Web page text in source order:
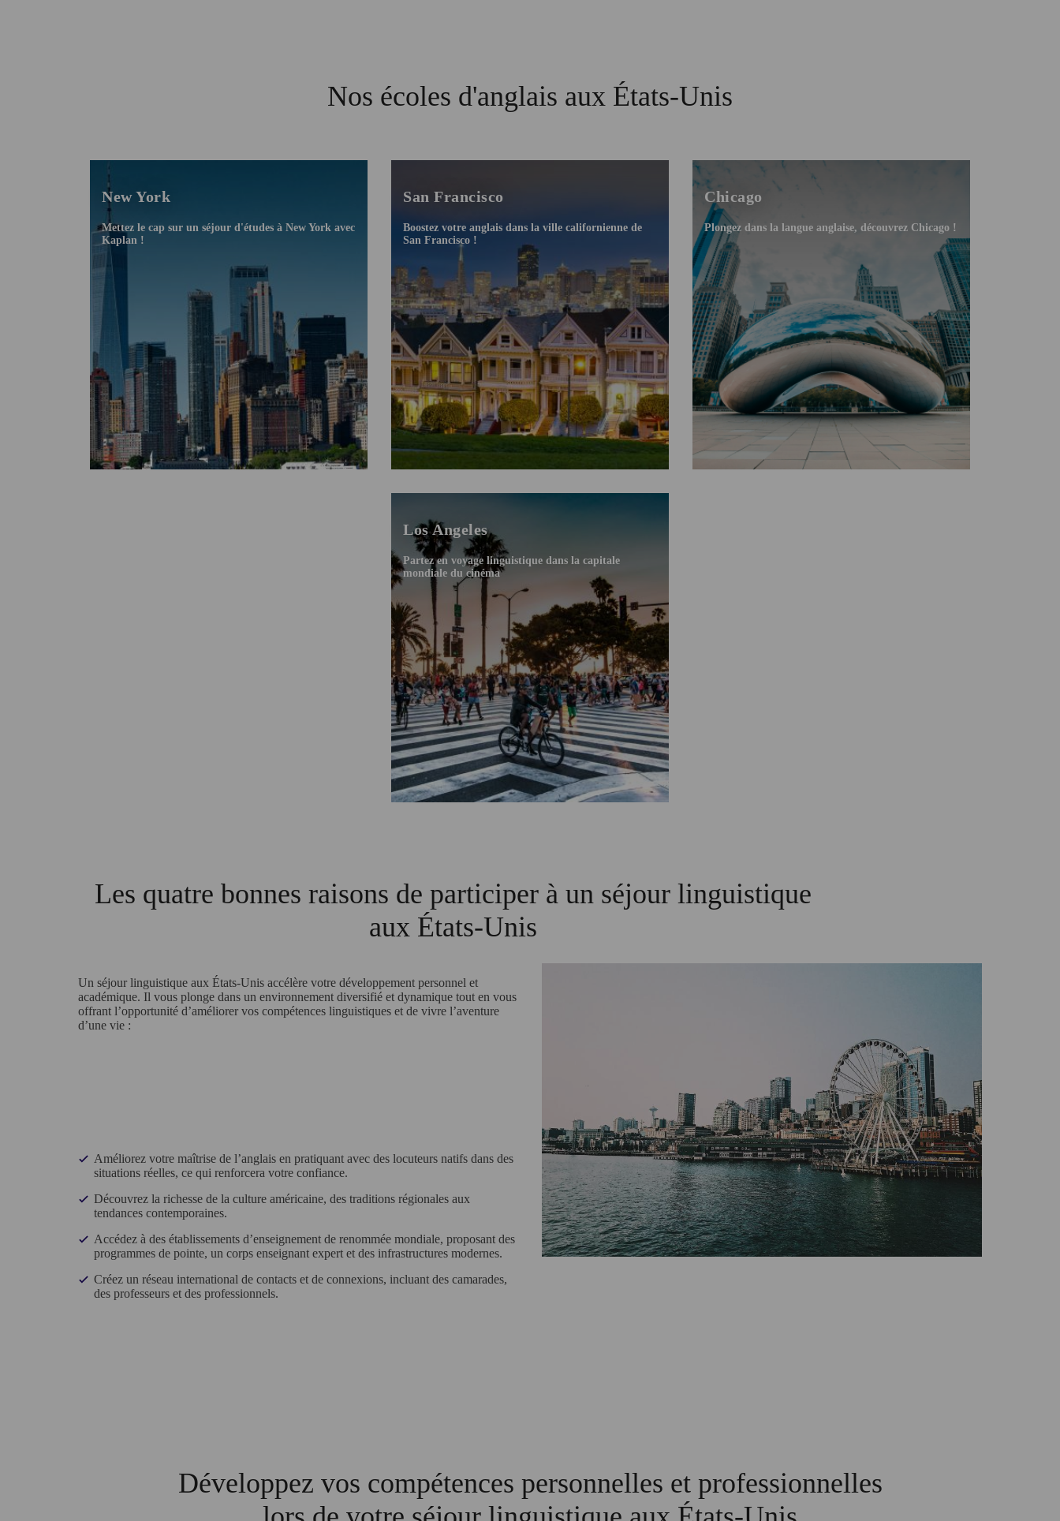
Nos écoles d'anglais aux États-Unis
New York
Mettez le cap sur un séjour d'études à New York avec
Kaplan !
San Francisco
Boostez votre anglais dans la ville californienne de
San Francisco !
Chicago
Plongez dans la langue anglaise, découvrez Chicago !
Los Angeles
Partez en voyage linguistique dans la capitale
mondiale du cinéma
Les quatre bonnes raisons de participer à un séjour linguistique
aux États-Unis
Un séjour linguistique aux États-Unis accélère votre développement personnel et
académique. Il vous plonge dans un environnement diversifié et dynamique tout en vous
offrant l’opportunité d’améliorer vos compétences linguistiques et de vivre l’aventure
d’une vie :
Améliorez votre maîtrise de l’anglais en pratiquant avec des locuteurs natifs dans des
situations réelles, ce qui renforcera votre confiance.
Découvrez la richesse de la culture américaine, des traditions régionales aux
tendances contemporaines.
Accédez à des établissements d’enseignement de renommée mondiale, proposant des
programmes de pointe, un corps enseignant expert et des infrastructures modernes.
Créez un réseau international de contacts et de connexions, incluant des camarades,
des professeurs et des professionnels.
Développez vos compétences personnelles et professionnelles